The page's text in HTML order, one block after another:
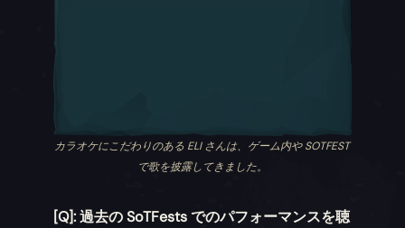
カラオケにこだわりのある ELI さんは、ゲーム内や SOTFEST
で歌を披露してきました。
[Q]: 過去の SoTFests でのパフォーマンスを聴